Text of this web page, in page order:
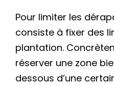
Pour limiter les
consiste à fixer des
plantation.
réserver une zone
dessous d’une